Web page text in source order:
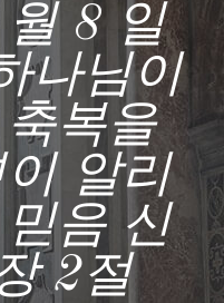
8 일
나님이
복을
알리
음 신
2절